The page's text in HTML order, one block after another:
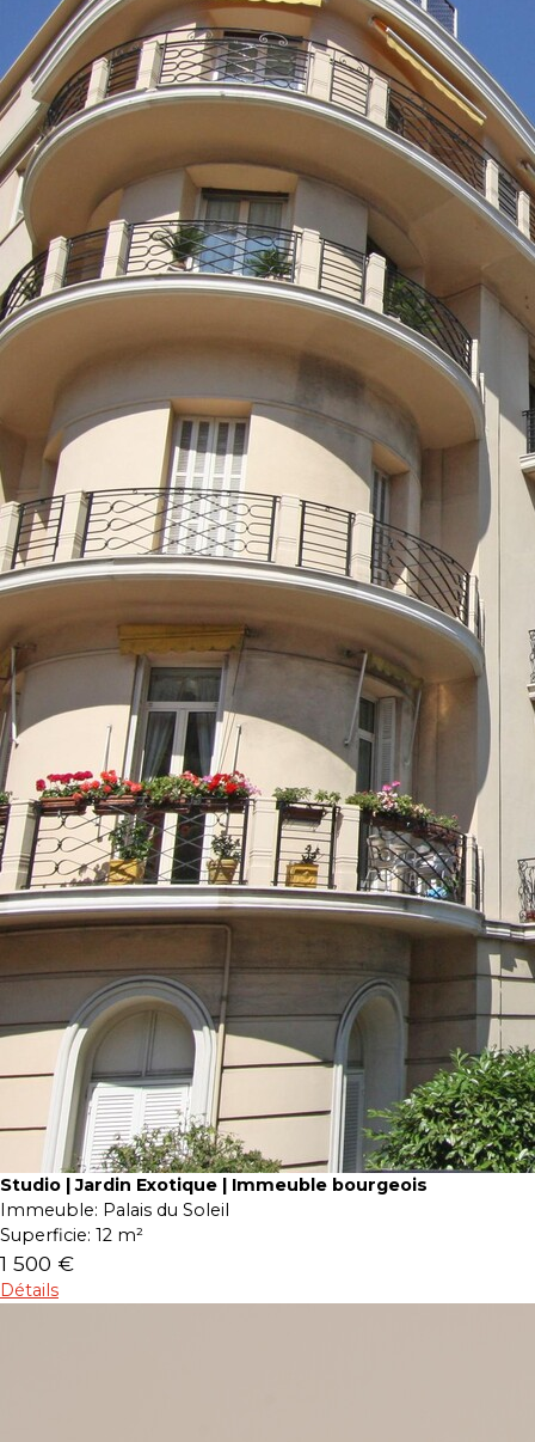
Studio | Jardin Exotique | Immeuble bourgeois
Immeuble: Palais du Soleil
Superficie: 12 m²
1 500 €
Détails